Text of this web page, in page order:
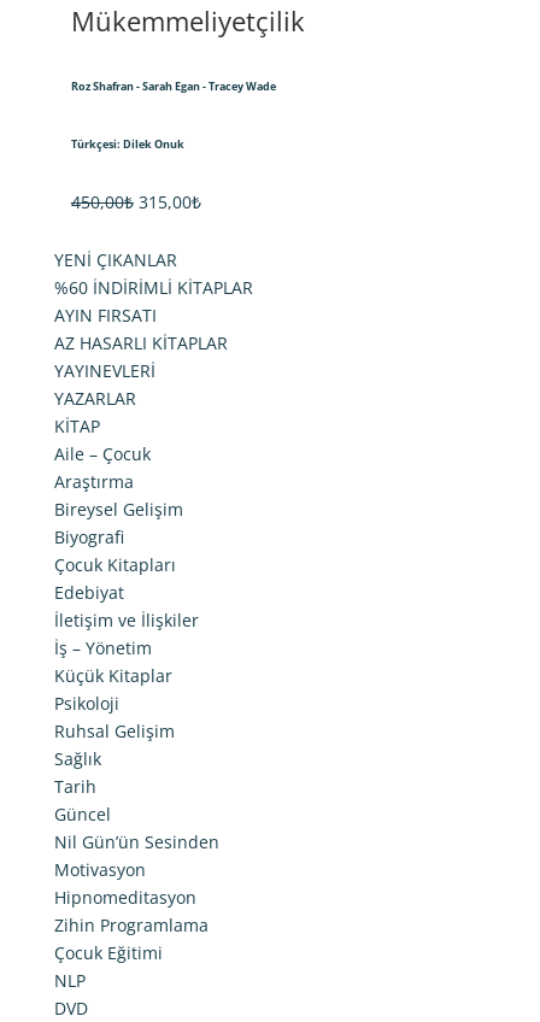
Mükemmeliyetçilik
Roz Shafran - Sarah Egan - Tracey Wade
Türkçesi: Dilek Onuk
450,00₺ Orijinal
450,00₺.
315,00₺Şu
315,00₺.
YENİ ÇIKANLAR
%60 İNDİRİMLİ KİTAPLAR
AYIN FIRSATI
AZ HASARLI KİTAPLAR
YAYINEVLERİ
YAZARLAR
KİTAP
Aile – Çocuk
Araştırma
Bireysel Gelişim
Biyografi
Çocuk Kitapları
Edebiyat
İletişim ve İlişkiler
İş – Yönetim
Küçük Kitaplar
Psikoloji
Ruhsal Gelişim
Sağlık
Tarih
Güncel
Nil Gün’ün Sesinden
Motivasyon
Hipnomeditasyon
Zihin Programlama
Çocuk Eğitimi
NLP
DVD